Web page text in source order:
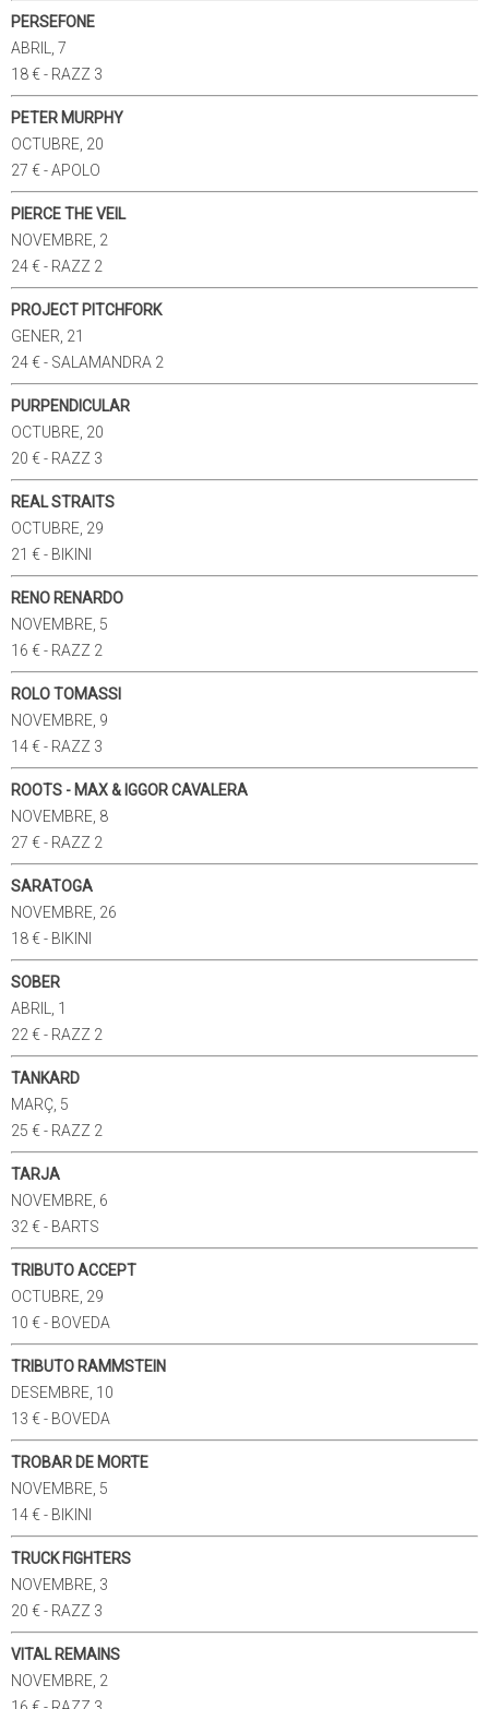
PERSEFONE
ABRIL, 7
18 € - RAZZ 3
PETER MURPHY
OCTUBRE, 20
27 € - APOLO
PIERCE THE VEIL
NOVEMBRE, 2
24 € - RAZZ 2
PROJECT PITCHFORK
GENER, 21
24 € - SALAMANDRA 2
PURPENDICULAR
OCTUBRE, 20
20 € - RAZZ 3
REAL STRAITS
OCTUBRE, 29
21 € - BIKINI
RENO RENARDO
NOVEMBRE, 5
16 € - RAZZ 2
ROLO TOMASSI
NOVEMBRE, 9
14 € - RAZZ 3
ROOTS - MAX & IGGOR CAVALERA
NOVEMBRE, 8
27 € - RAZZ 2
SARATOGA
NOVEMBRE, 26
18 € - BIKINI
SOBER
ABRIL, 1
22 € - RAZZ 2
TANKARD
MARÇ, 5
25 € - RAZZ 2
TARJA
NOVEMBRE, 6
32 € - BARTS
TRIBUTO ACCEPT
OCTUBRE, 29
10 € - BOVEDA
TRIBUTO RAMMSTEIN
DESEMBRE, 10
13 € - BOVEDA
TROBAR DE MORTE
NOVEMBRE, 5
14 € - BIKINI
TRUCK FIGHTERS
NOVEMBRE, 3
20 € - RAZZ 3
VITAL REMAINS
NOVEMBRE, 2